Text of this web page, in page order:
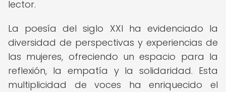
lector.
La poesía del siglo XXI ha evidenciado la
diversidad de perspectivas y experiencias de
las mujeres, ofreciendo un espacio para la
reflexión, la empatía y la solidaridad. Esta
multiplicidad de voces ha enriquecido el